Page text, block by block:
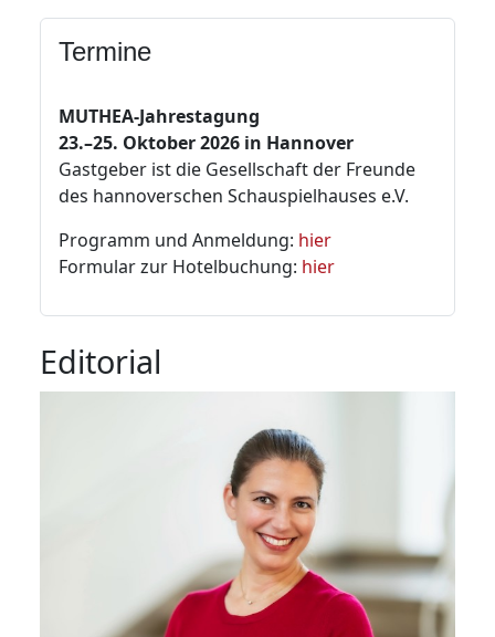
Termine
MUTHEA-Jahrestagung
23.–25. Oktober 2026 in Hannover
Gastgeber ist die Gesellschaft der Freunde
des hannoverschen Schauspielhauses e.V.
Programm und Anmeldung: hier
Formular zur Hotelbuchung: hier
Editorial